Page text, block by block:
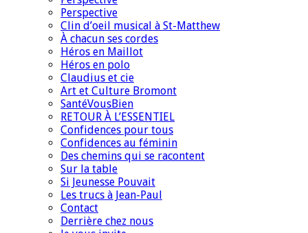
Perspective
Clin d’oeil musical à St-Matthew
À chacun ses cordes
Héros en Maillot
Héros en polo
Claudius et cie
Art et Culture Bromont
SantéVousBien
RETOUR À L’ESSENTIEL
Confidences pour tous
Confidences au féminin
Des chemins qui se racontent
Sur la table
Si Jeunesse Pouvait
Les trucs à Jean-Paul
Contact
Derrière chez nous